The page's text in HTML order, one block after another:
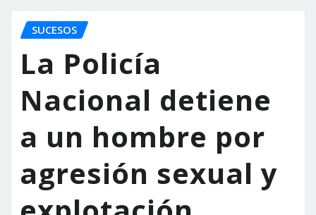
SUCESOS
La Policía
Nacional detiene
a un hombre por
agresión sexual y